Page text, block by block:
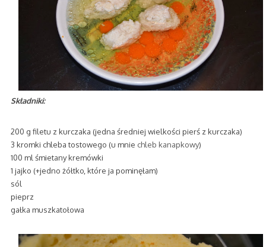
Składniki:
200 g filetu z kurczaka (jedna średniej wielkości pierś z kurczaka)
3 kromki chleba tostowego (u mnie chleb kanapkowy)
100 ml śmietany kremówki
1 jajko (+jedno żółtko, które ja pominęłam)
sól
pieprz
gałka muszkatołowa